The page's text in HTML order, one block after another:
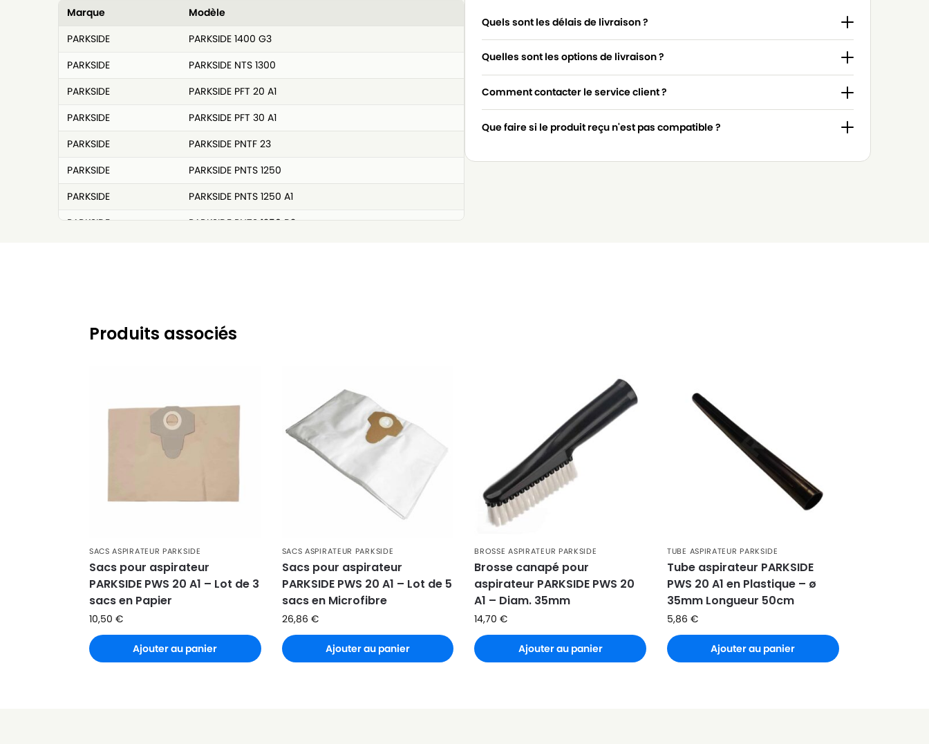
Marque
Modèle
PARKSIDE
PARKSIDE 1400 G3
PARKSIDE
PARKSIDE NTS 1300
PARKSIDE
PARKSIDE PFT 20 A1
PARKSIDE
PARKSIDE PFT 30 A1
PARKSIDE
PARKSIDE PNTF 23
PARKSIDE
PARKSIDE PNTS 1250
PARKSIDE
PARKSIDE PNTS 1250 A1
PARKSIDE
PARKSIDE PNTS 1250 B2
PARKSIDE
PARKSIDE PNTS 1300 A1
PARKSIDE
PARKSIDE PNTS 1300 D3
PARKSIDE PNTS 1300 E4
PARKSIDE
PARKSIDE PNTS 1400 D1
PARKSIDE
PARKSIDE PNTS 1400 E2
PARKSIDE
PARKSIDE PNTS 1400 F2
PARKSIDE
PARKSIDE PNTS 1400 G3
Quels sont les délais de livraison ?
Quelles sont les options de livraison ?
Comment contacter le service client ?
Que faire si le produit reçu n'est pas compatible ?
Produits associés
SACS ASPIRATEUR PARKSIDE
Sacs pour aspirateur
PARKSIDE PWS 20 A1 – Lot de 3
sacs en Papier
10,50 €
Ajouter au panier
SACS ASPIRATEUR PARKSIDE
Sacs pour aspirateur
PARKSIDE PWS 20 A1 – Lot de 5
sacs en Microfibre
26,86 €
Ajouter au panier
BROSSE ASPIRATEUR PARKSIDE
Brosse canapé pour
aspirateur PARKSIDE PWS 20
A1 – Diam. 35mm
14,70€
Ajouter au panier
TUBE ASPIRATEUR PARKSIDE
Tube aspirateur PARKSIDE
PWS 20 A1 en Plastique – ø
35mm Longueur 50cm
5,86€
Ajouter au panier